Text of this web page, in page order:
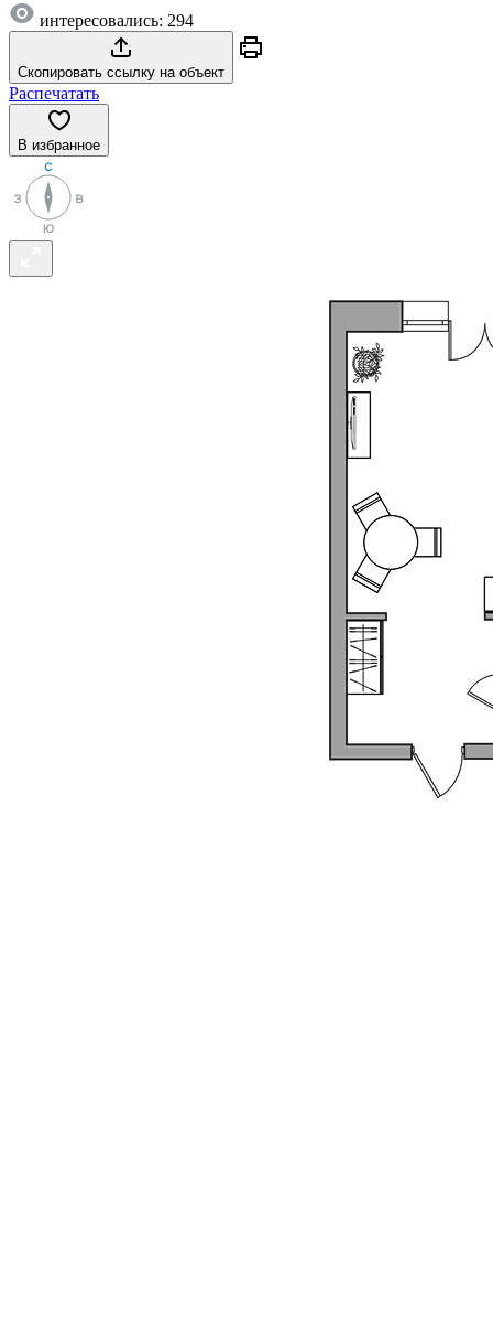
интересовались: 294
Скопировать ссылку на объект
Распечатать
В избранное